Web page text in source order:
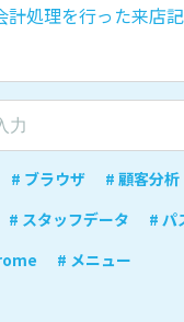
計処理を行った来店
# ブラウザ
# 顧客分析
# スタッフデータ
# パ
# メニュー